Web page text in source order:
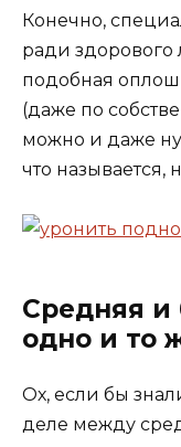
Конечно,
ради здорового
подобная
(даже по
можно и даже
что называется,
Средняя и
одно и то
Ох, если бы
деле между